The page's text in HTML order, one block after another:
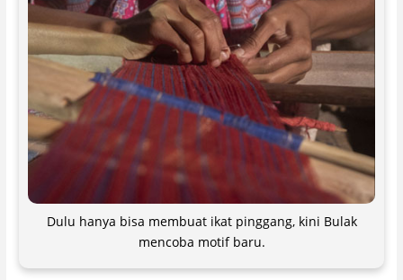
Dulu hanya bisa membuat ikat pinggang, kini Bulak
mencoba motif baru.